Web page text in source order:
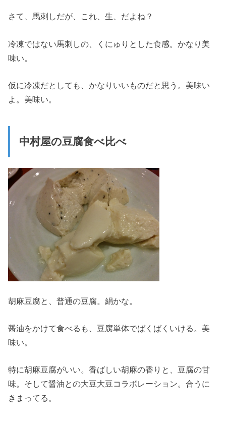
さて、馬刺しだが、これ、生、だよね？
冷凍ではない馬刺しの、くにゅりとした食感。かなり美
味い。
仮に冷凍だとしても、かなりいいものだと思う。美味い
よ。美味い。
中村屋の豆腐食べ比べ
胡麻豆腐と、普通の豆腐。絹かな。
醤油をかけて食べるも、豆腐単体でばくばくいける。美
味い。
特に胡麻豆腐がいい。香ばしい胡麻の香りと、豆腐の甘
味。そして醤油との大豆大豆コラボレーション。合うに
きまってる。